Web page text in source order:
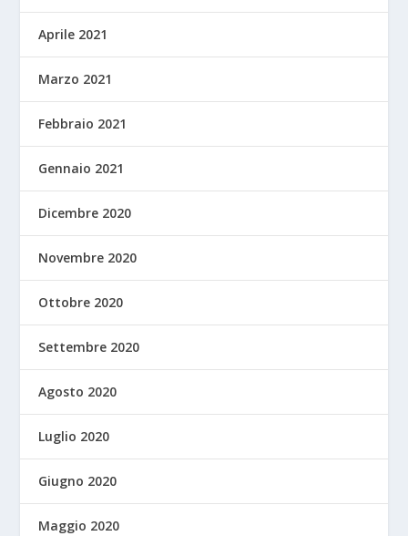
Aprile 2021
Marzo 2021
Febbraio 2021
Gennaio 2021
Dicembre 2020
Novembre 2020
Ottobre 2020
Settembre 2020
Agosto 2020
Luglio 2020
Giugno 2020
Maggio 2020